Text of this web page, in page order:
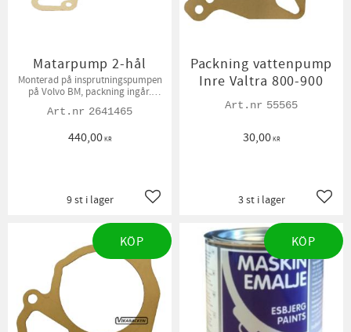
Matarpump 2-hål
Monterad på insprutningspumpen
på Volvo BM, packning ingår.
2641465
440,00KR
Lägg till i favoriter
9 st i lager
Packning vattenpump
Inre Valtra 800-900
55565
30,00KR
3 st i lager
KÖP KÖP